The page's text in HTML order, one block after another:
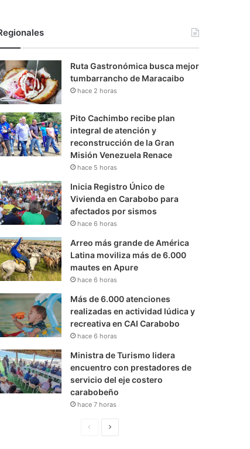
Ruta Gastronómica busca mejor
tumbarrancho de Maracaibo
hace 2 horas
Pito Cachimbo recibe plan
integral de atención y
reconstrucción de la Gran
Misión Venezuela Renace
hace 5 horas
Inicia Registro Único de
Vivienda en Carabobo para
afectados por sismos
hace 6 horas
Arreo más grande de América
Latina moviliza más de 6.000
mautes en Apure
hace 6 horas
Más de 6.000 atenciones
realizadas en actividad lúdica y
recreativa en CAI Carabobo
hace 6 horas
Ministra de Turismo lidera
encuentro con prestadores de
servicio del eje costero
carabobeño
hace 7 horas
S